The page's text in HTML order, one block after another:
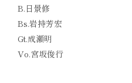
B.日景修
Bs.岩持芳宏
Gt.成瀬明
Vo.宮坂俊行